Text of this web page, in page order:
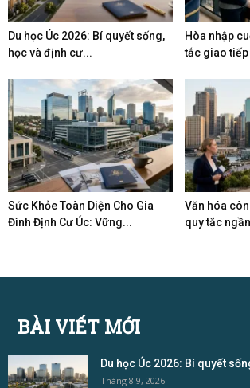
Du học Úc 2026: Bí quyết sống,
học và định cư...
Hòa nhập
tắc giao tiếp
Sức Khỏe Toàn Diện Cho Gia
Đình Định Cư Úc: Vững...
Văn hóa
quy tắc
BÀI VIẾT MỚI
Du học Úc 2026: Bí quyết
Tháng 8 9, 2026